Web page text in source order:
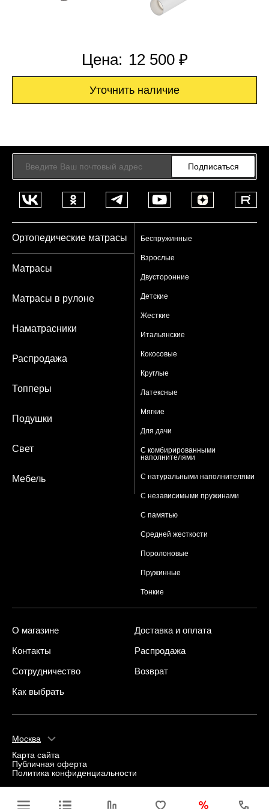
Цена: 12 500 ₽
Уточнить наличие
Подписаться
Ортопедические матрасы Беспружинные
Взрослые
Двусторонние
Детские
Жесткие
Итальянские
Кокосовые
Круглые
Латексные
Мягкие
Для дачи
С комбирированными
наполнителями
С натуральными наполнителями
С независимыми пружинами
С памятью
Средней жесткости
Поролоновые
Пружинные
Тонкие
Матрасы
Матрасы в рулоне
Наматрасники
Распродажа
Топперы
Подушки
Свет
Мебель
О магазине
Доставка и оплата
Контакты
Распродажа
Сотрудничество
Возврат
Как выбрать
Москва
Карта сайта
Публичная оферта
Политика конфиденциальности